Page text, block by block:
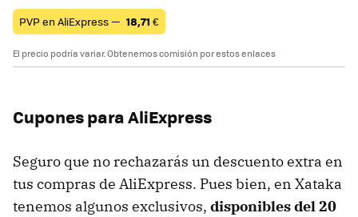
PVP en AliExpress — 18,71 €
El precio podría variar. Obtenemos comisión por estos enlaces
Cupones para AliExpress
Seguro que no rechazarás un descuento extra en
tus compras de AliExpress. Pues bien, en Xataka
tenemos algunos exclusivos, disponibles del 20